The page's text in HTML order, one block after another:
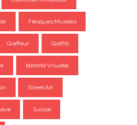
Fresques Murales
Graffeur Graffiti
Identité Visuelle
Street Art
Suisse